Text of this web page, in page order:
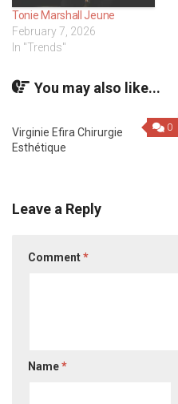
Tonie Marshall Jeune
February 7, 2026
In "Trends"
You may also like...
0
Virginie Efira Chirurgie
Esthétique
Leave a Reply
Comment*
Name*